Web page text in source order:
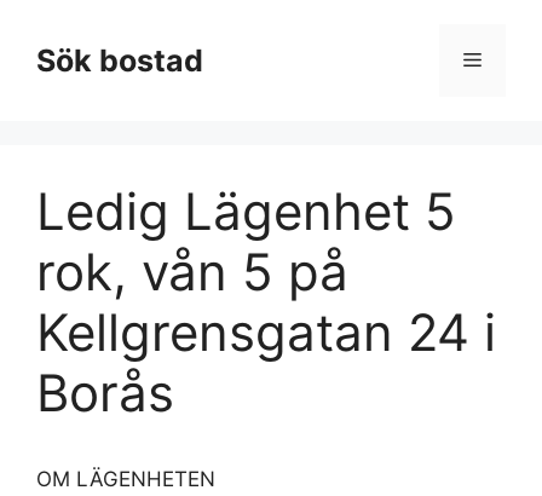
innehållSök bostad Meny
Ledig Lägenhet 5
rok, vån 5 på
Kellgrensgatan 24 i
Borås
OM LÄGENHETEN